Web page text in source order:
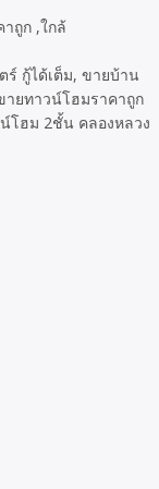
ร์ กู้ได้เต็ม, ขายบ้าน
ายทาวน์โฮมราคาถูก
โฮม 2ชั้น คลองหลวง